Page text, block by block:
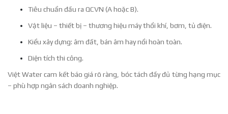
Tiêu chuẩn đầu ra QCVN (A hoặc B).
Vật liệu – thiết bị – thương hiệu máy thổi khí, bơm, tủ điện.
Kiểu xây dựng: âm đất, bán âm hay nổi hoàn toàn.
Diện tích thi công.
Việt Water cam kết báo giá rõ ràng, bóc tách đầy đủ từng hạng mục
– phù hợp ngân sách doanh nghiệp.